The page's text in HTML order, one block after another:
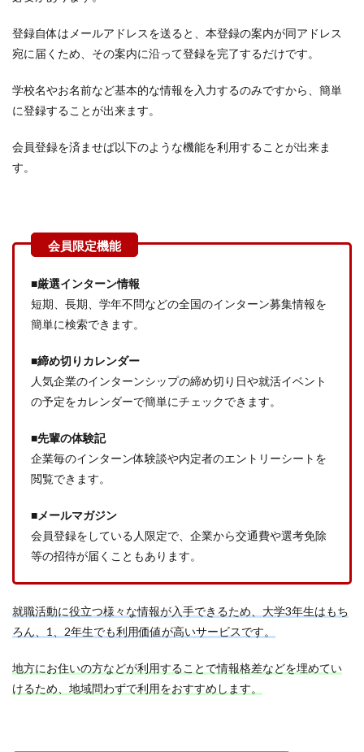
登録自体はメールアドレスを送ると、本登録の案内が同アドレス
宛に届くため、その案内に沿って登録を完了するだけです。
学校名やお名前など基本的な情報を入力するのみですから、簡単
に登録することが出来ます。
会員登録を済ませば以下のような機能を利用することが出来ま
す。
■厳選インターン情報
短期、長期、学年不問などの全国のインターン募集情報を
簡単に検索できます。
■締め切りカレンダー
人気企業のインターンシップの締め切り日や就活イベント
の予定をカレンダーで簡単にチェックできます。
■先輩の体験記
企業毎のインターン体験談や内定者のエントリーシートを
閲覧できます。
■メールマガジン
会員登録をしている人限定で、企業から交通費や選考免除
等の招待が届くこともあります。
就職活動に役立つ様々な情報が入手できるため、大学3年生はもち
ろん、1、2年生でも利用価値が高いサービスです。
地方にお住いの方などが利用することで情報格差などを埋めてい
けるため、地域問わずで利用をおすすめします。